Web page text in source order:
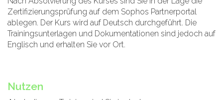
Zertifizierungsprüfung auf dem Sophos Partnerportal
ablegen. Der Kurs wird auf Deutsch durchgeführt. Die
Trainingsunterlagen und Dokumentationen sind jedoch auf
Englisch und erhalten Sie vor Ort.
Nutzen